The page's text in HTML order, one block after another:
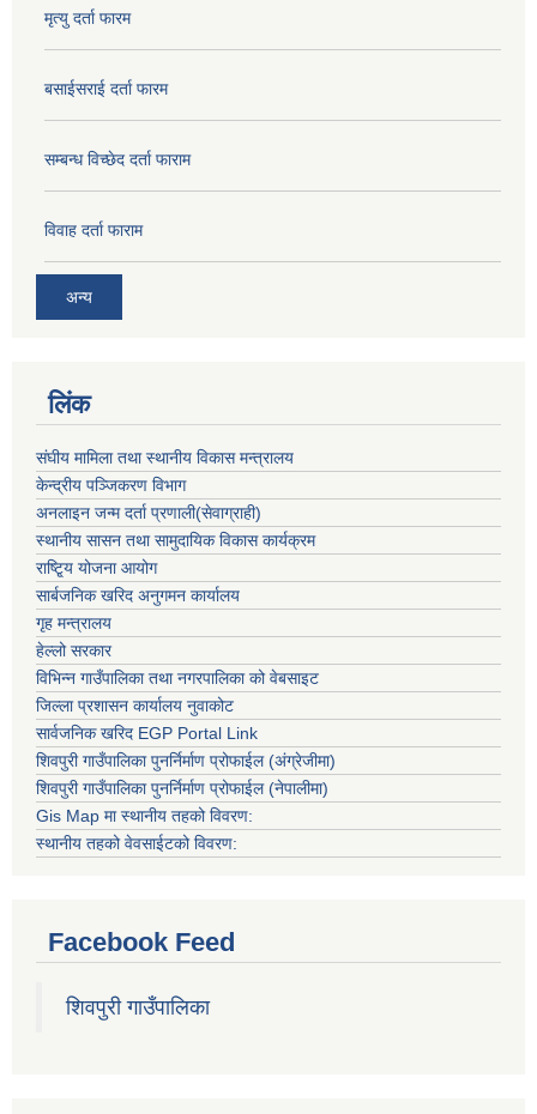
मृत्यु दर्ता फारम
बसाईसराई दर्ता फारम
सम्बन्ध विच्छेद दर्ता फाराम
विवाह दर्ता फाराम
अन्य
लिंक
संघीय मामिला तथा स्थानीय विकास मन्त्रालय
केन्द्रीय पञ्जिकरण विभाग
अनलाइन जन्म दर्ता प्रणाली(सेवाग्राही)
स्थानीय सासन तथा सामुदायिक विकास कार्यक्रम
राष्टि्ृय योजना आयोग
सार्बजनिक खरिद अनुगमन कार्यालय
गृह मन्त्रालय
हेल्लो सरकार
विभिन्न गाउँपालिका तथा नगरपालिका को वेबसाइट
जिल्ला प्रशासन कार्यालय नुवाकोट
सार्वजनिक खरिद EGP Portal Link
शिवपुरी गाउँपालिका पुनर्निर्माण प्रोफाईल (अंग्रेजीमा)
शिवपुरी गाउँपालिका पुनर्निर्माण प्रोफाईल (नेपालीमा)
Gis Map मा स्थानीय तहको विवरण:
स्थानीय तहको वेवसाईटको विवरण:
Facebook Feed
शिवपुरी गाउँपालिका